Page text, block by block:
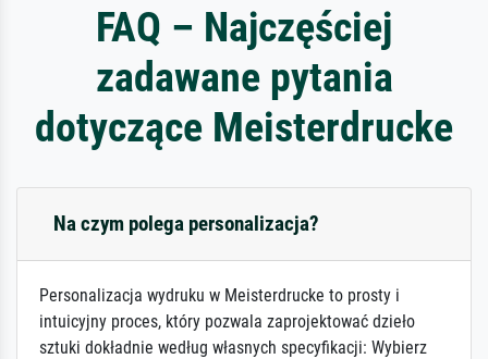
FAQ – Najczęściej
zadawane pytania
dotyczące Meisterdrucke
Na czym polega personalizacja?
Personalizacja wydruku w Meisterdrucke to prosty i
intuicyjny proces, który pozwala zaprojektować dzieło
sztuki dokładnie według własnych specyfikacji: Wybierz